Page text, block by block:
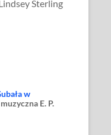
Sterling
w
E. P.